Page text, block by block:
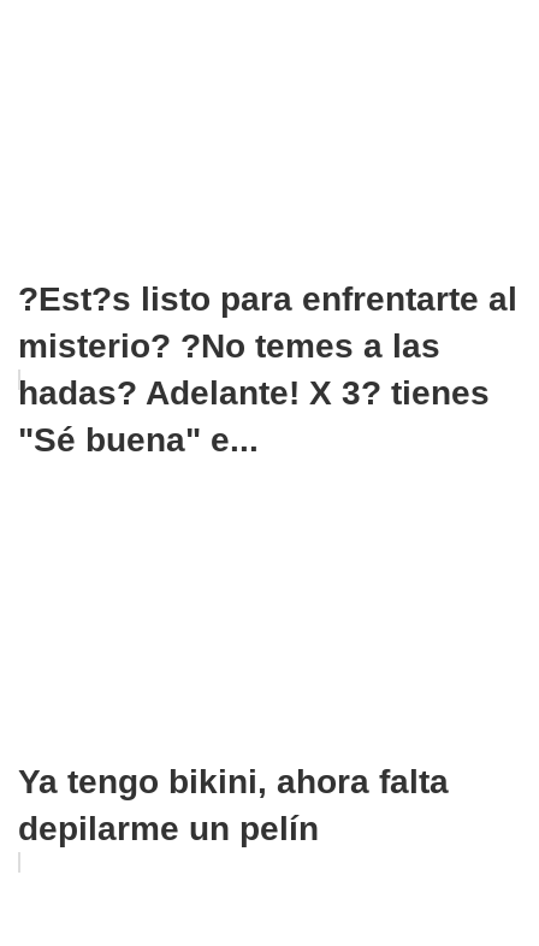
?Est?s listo para enfrentarte al
misterio? ?No temes a las
hadas? Adelante! X 3? tienes
"Sé buena" e...
Ya tengo bikini, ahora falta
depilarme un pelín